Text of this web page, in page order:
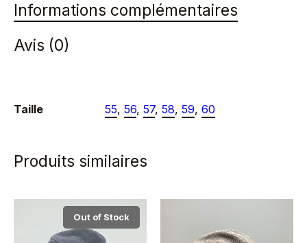
Informations complémentaires
Avis (0)
Taille 55, 56, 57, 58, 59, 60
Produits similaires
Out of Stock